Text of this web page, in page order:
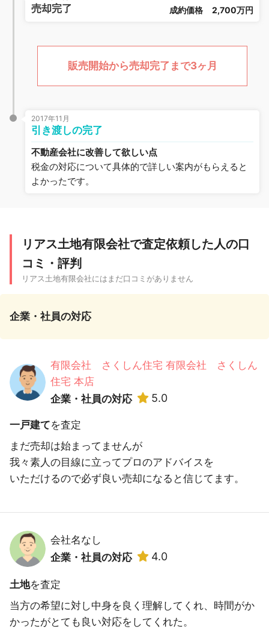
売却完了 成約価格 2,700万円
販売開始から売却完了まで3ヶ月
2017年11月
引き渡しの完了
不動産会社に改善して欲しい点
税金の対応について具体的で詳しい案内がもらえると
よかったです。
リアス土地有限会社で査定依頼した人の口
コミ・評判
リアス土地有限会社にはまだ口コミがありません
企業・社員の対応
有限会社 さくしん住宅 有限会社 さくしん
住宅 本店
企業・社員の対応
5.0
一戸建てを査定
まだ売却は始まってませんが
我々素人の目線に立ってプロのアドバイスを
いただけるので必ず良い売却になると信じてます。
会社名なし
企業・社員の対応
4.0
土地を査定
当方の希望に対し中身を良く理解してくれ、時間がか
かったがとても良い対応をしてくれた。